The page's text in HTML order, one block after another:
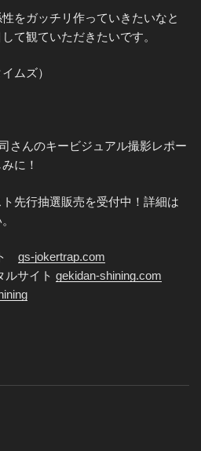
をガッチリ作っていきたいなと
て観ていただきたいです。
ムズ）
さんのキービジュアル撮影レポー
に！
先行抽選販売を受付中！詳細は
gs-jokertrap.com
サイト gekidan-shining.com